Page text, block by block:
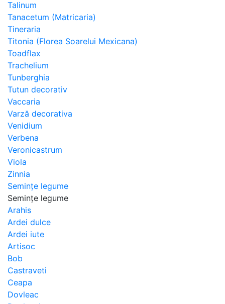
Talinum
Tanacetum (Matricaria)
Tineraria
Titonia (Florea Soarelui Mexicana)
Toadflax
Trachelium
Tunberghia
Tutun decorativ
Vaccaria
Varză decorativa
Venidium
Verbena
Veronicastrum
Viola
Zinnia
Semințe legume
Semințe legume
Arahis
Ardei dulce
Ardei iute
Artisoc
Bob
Castraveti
Ceapa
Dovleac